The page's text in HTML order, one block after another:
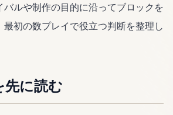
ルや制作の目的に沿ってブロックを
初の数プレイで役立つ判断を整理し
先に読む